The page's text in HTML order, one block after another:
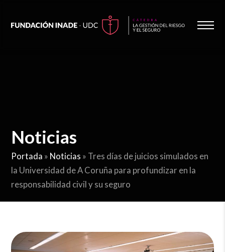
Noticias
Portada » Noticias » Tres días de juicios simulados en
la Universidad de A Coruña para profundizar en la
responsabilidad civil y su seguro